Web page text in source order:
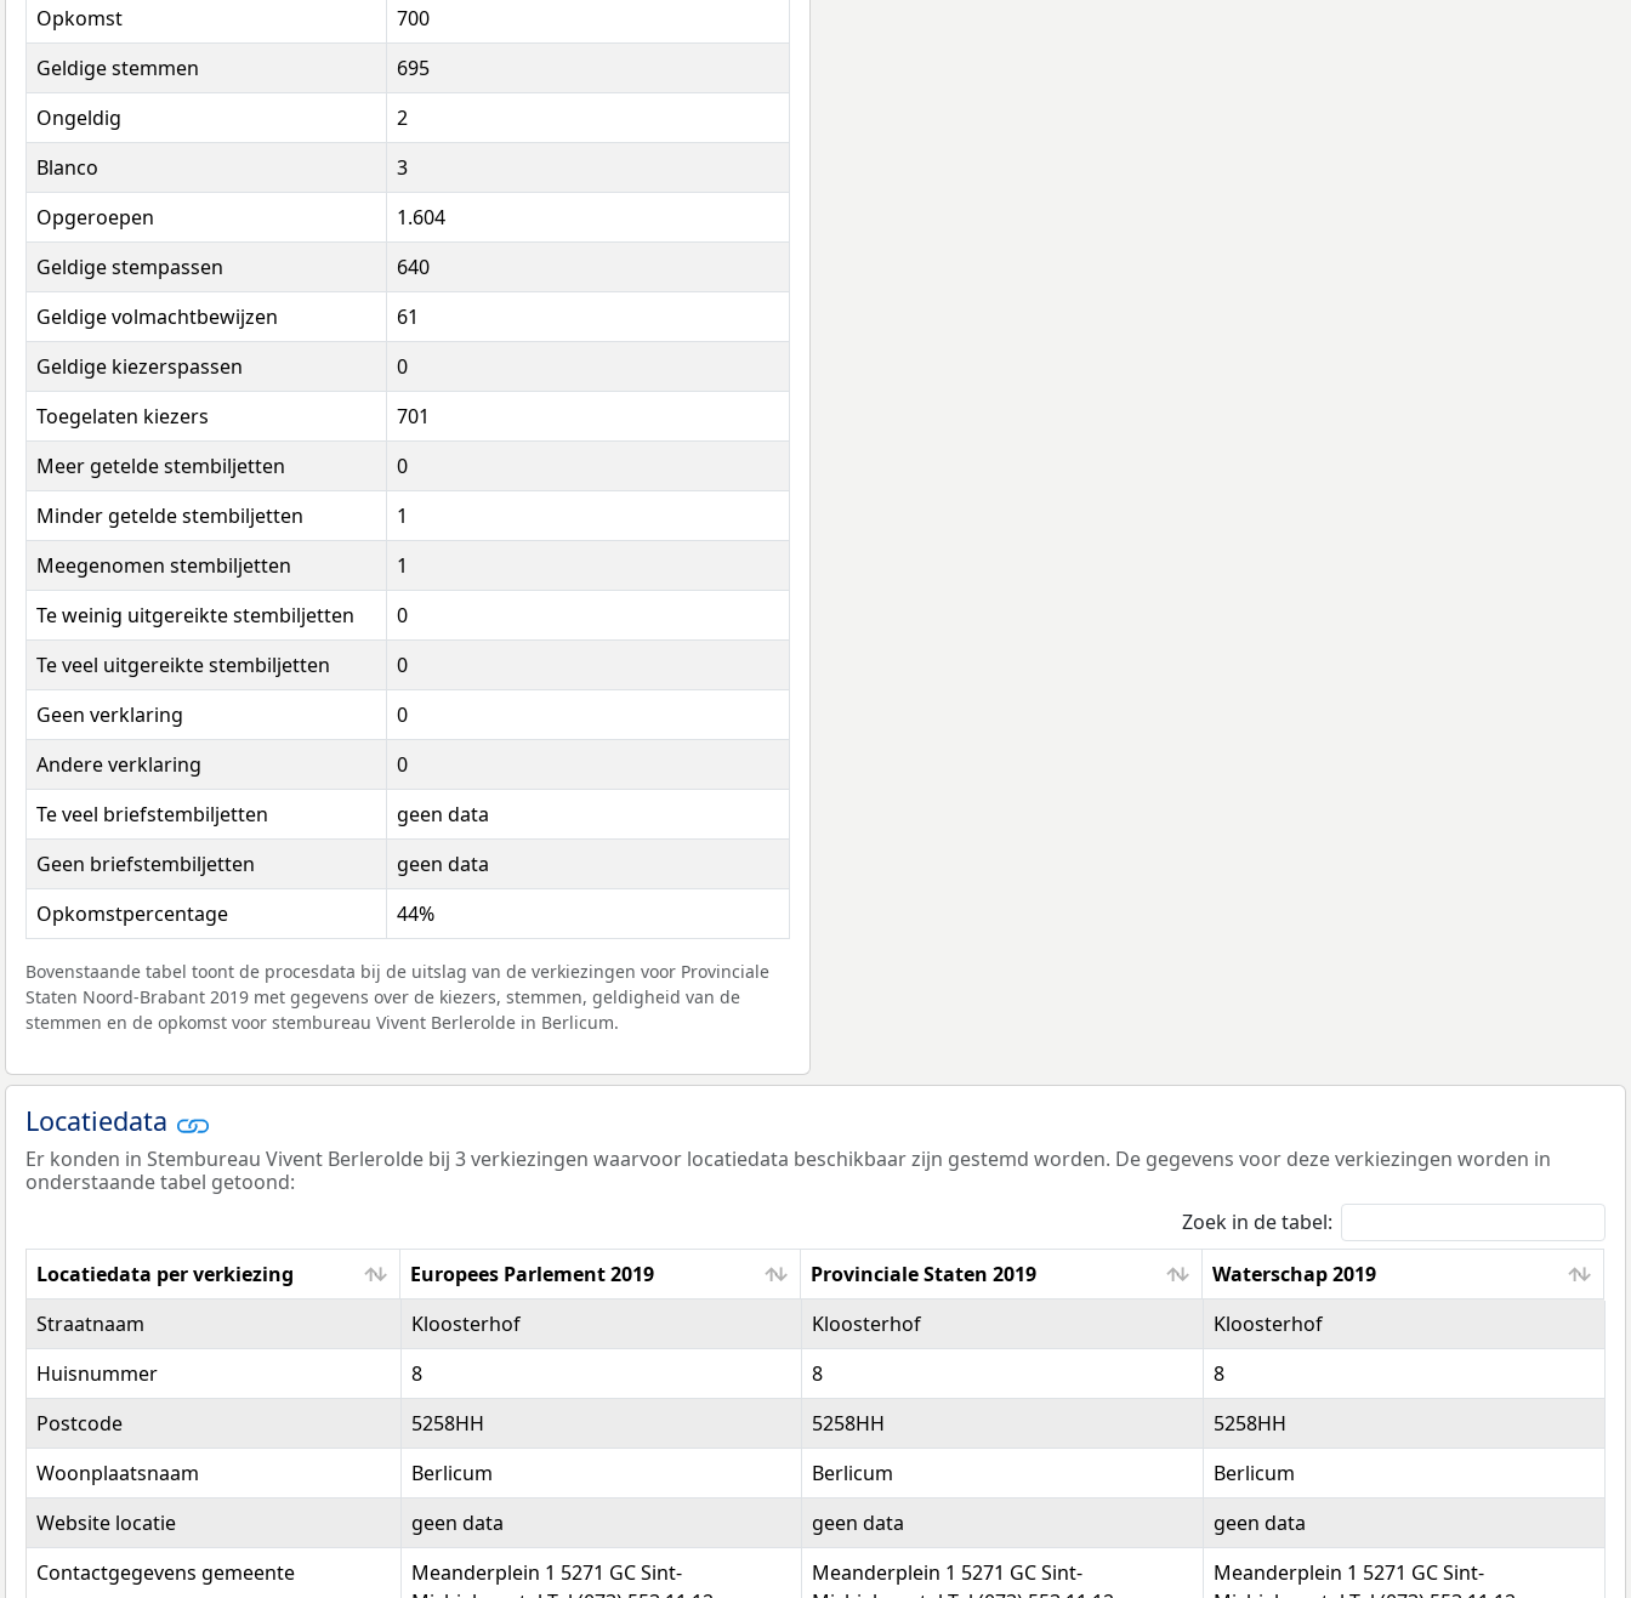
Opkomst
700
Geldige stemmen
695
Ongeldig
2
Blanco
3
Opgeroepen
1.604
Geldige stempassen
640
Geldige volmachtbewijzen
61
Geldige kiezerspassen
0
Toegelaten kiezers
701
Meer getelde stembiljetten
0
Minder getelde stembiljetten
1
Meegenomen stembiljetten
1
Te weinig uitgereikte stembiljetten
0
Te veel uitgereikte stembiljetten
0
Geen verklaring
0
Andere verklaring
0
Te veel briefstembiljetten
geen data
Geen briefstembiljetten
geen data
Opkomstpercentage
44%
Bovenstaande tabel toont de procesdata bij de uitslag van de verkiezingen voor Provinciale
Staten Noord-Brabant 2019 met gegevens over de kiezers, stemmen, geldigheid van de
stemmen en de opkomst voor stembureau Vivent Berlerolde in Berlicum.
Locatiedata
Er konden in Stembureau Vivent Berlerolde bij 3 verkiezingen waarvoor locatiedata beschikbaar zijn gestemd worden. De gegevens voor deze verkiezingen worden in
onderstaande tabel getoond:
Zoek in de tabel:
Locatiedata per verkiezing
Europees Parlement 2019 Provinciale Staten 2019
Waterschap 2019
Locatiedata per verkiezing
Europees Parlement 2019 Provinciale Staten 2019 Waterschap 2019
Straatnaam Kloosterhof Kloosterhof
Kloosterhof
Huisnummer
8 8
8
Postcode
5258HH 5258HH
5258HH
Woonplaatsnaam
Berlicum Berlicum
Berlicum
Website locatie
geen data geen data
geen data
Contactgegevens gemeente
Meanderplein 1 5271 GC Sint-
Meanderplein 1 5271 GC Sint-
Meanderplein 1 5271 GC Sint-